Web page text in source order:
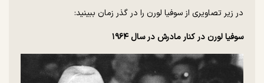
در زیر تصاویری از سوفیا لورن را در گذر زمان ببینید:
سوفیا لورن در کنار مادرش در سال ۱۹۶۴